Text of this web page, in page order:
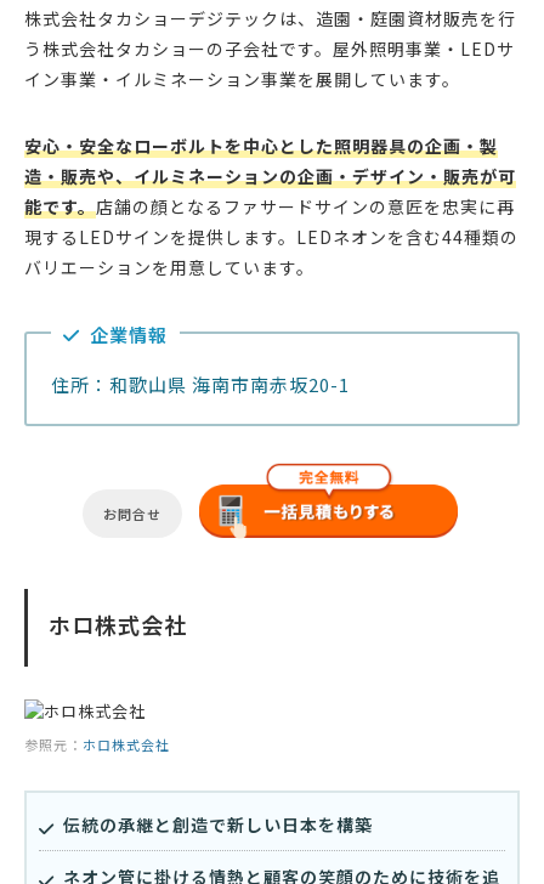
株式会社タカショーデジテックは、造園・庭園資材販売を行
う株式会社タカショーの子会社です。屋外照明事業・LEDサ
イン事業・イルミネーション事業を展開しています。
安心・安全なローボルトを中心とした照明器具の企画・製
造・販売や、イルミネーションの企画・デザイン・販売が可
能です。店舗の顔となるファサードサインの意匠を忠実に再
現するLEDサインを提供します。LEDネオンを含む44種類の
バリエーションを用意しています。
企業情報
住所：和歌山県 海南市南赤坂20-1
お問合せ
ホロ株式会社
参照元： ホロ株式会社
伝統の承継と創造で新しい日本を構築
ネオン管に掛ける情熱と顧客の笑顔のために技術を追